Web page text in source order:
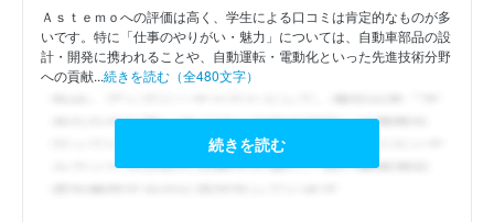
Ａｓｔｅｍｏへの評価は高く、学生による口コミは肯定的なものが多
いです。特に「仕事のやりがい・魅力」については、自動車部品の設
計・開発に携われることや、自動運転・電動化といった先進技術分野
への貢献...続きを読む（全480文字）
続きを読む